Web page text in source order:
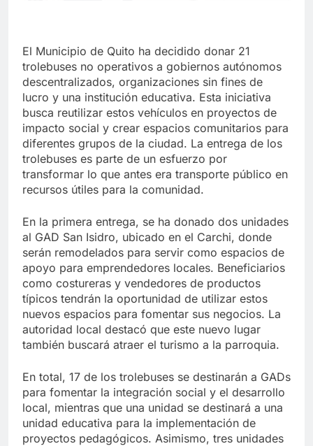
El Municipio de Quito ha decidido donar 21
trolebuses no operativos a gobiernos autónomos
descentralizados, organizaciones sin fines de
lucro y una institución educativa. Esta iniciativa
busca reutilizar estos vehículos en proyectos de
impacto social y crear espacios comunitarios para
diferentes grupos de la ciudad. La entrega de los
trolebuses es parte de un esfuerzo por
transformar lo que antes era transporte público en
recursos útiles para la comunidad.
En la primera entrega, se ha donado dos unidades
al GAD San Isidro, ubicado en el Carchi, donde
serán remodelados para servir como espacios de
apoyo para emprendedores locales. Beneficiarios
como costureras y vendedores de productos
típicos tendrán la oportunidad de utilizar estos
nuevos espacios para fomentar sus negocios. La
autoridad local destacó que este nuevo lugar
también buscará atraer el turismo a la parroquia.
En total, 17 de los trolebuses se destinarán a GADs
para fomentar la integración social y el desarrollo
local, mientras que una unidad se destinará a una
unidad educativa para la implementación de
proyectos pedagógicos. Asimismo, tres unidades